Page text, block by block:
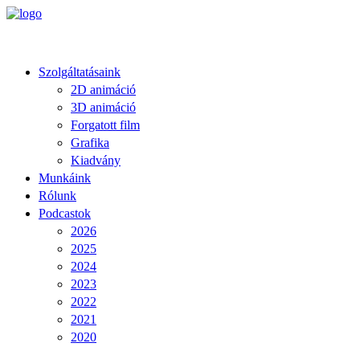
Szolgáltatásaink
2D animáció
3D animáció
Forgatott film
Grafika
Kiadvány
Munkáink
Rólunk
Podcastok
2026
2025
2024
2023
2022
2021
2020